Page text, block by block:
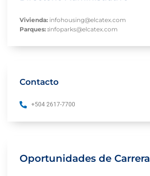
Vivienda: infohousing@elcatex.com
Parques: :infoparks@elcatex.com
Contacto
+504 2617-7700
Oportunidades de Carrera